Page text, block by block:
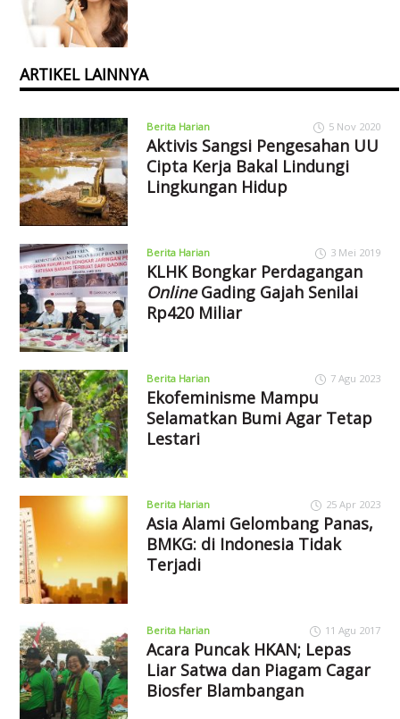
ARTIKEL LAINNYA
Berita Harian 5 Nov 2020
Aktivis Sangsi Pengesahan UU
Cipta Kerja Bakal Lindungi
Lingkungan Hidup
Berita Harian 3 Mei 2019
KLHK Bongkar Perdagangan
OnlineGading Gajah Senilai
Rp420 Miliar
Berita Harian 7 Agu 2023
Ekofeminisme Mampu
Selamatkan Bumi Agar Tetap
Lestari
Berita Harian 25 Apr 2023
Asia Alami Gelombang Panas,
BMKG: di Indonesia Tidak
Terjadi
Berita Harian 11 Agu 2017
Acara Puncak HKAN; Lepas
Liar Satwa dan Piagam Cagar
Biosfer Blambangan